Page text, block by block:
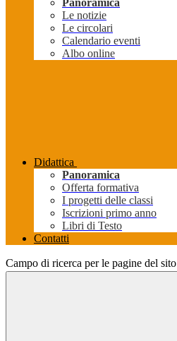
Panoramica
Le notizie
Le circolari
Calendario eventi
Albo online
Didattica
Panoramica
Offerta formativa
I progetti delle classi
Iscrizioni primo anno
Libri di Testo
Contatti
Campo di ricerca per le pagine del sito